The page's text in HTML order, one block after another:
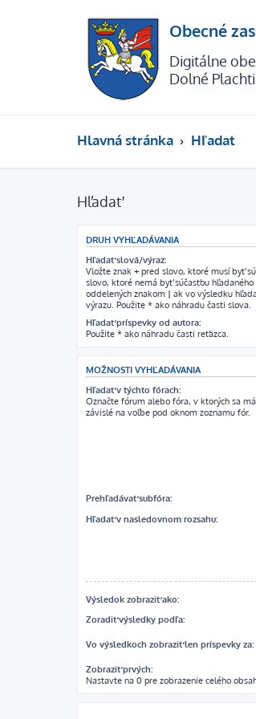
Obecné
Digitálne
Dolné
Hlavná stránka Hľadať
Hľadať
DRUH VYHĽADÁVANIA
Hľadať slová/výraz:
Vložte znak + pred slovo, ktoré musí byť
slovo, ktoré nemá byť súčasťou
oddelených znakom | ak vo výsledku
výrazu. Použite * ako náhradu časti slova.
Hľadať príspevky od autora:
Použite * ako náhradu časti reťazca.
MOŽNOSTI VYHĽADÁVANIA
Hľadať v týchto fórach:
Označte fórum alebo fóra, v ktorých sa
závislé na voľbe pod oknom zoznamu fór.
Prehľadávať subfóra:
Hľadať v nasledovnom rozsahu:
Výsledok zobraziť ako:
Zoradiť výsledky podľa:
Vo výsledkoch zobraziť len príspevky za:
Zobraziť prvých:
Nastavte na 0 pre zobrazenie celého